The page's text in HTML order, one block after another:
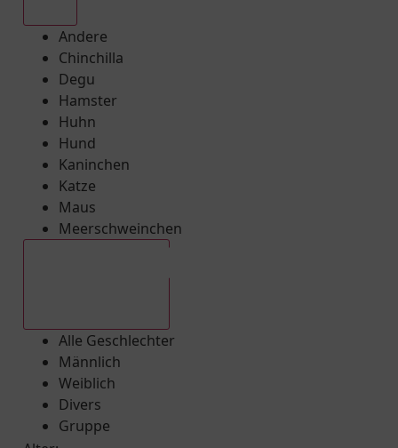
Andere
Chinchilla
Degu
Hamster
Huhn
Hund
Kaninchen
Katze
Maus
Meerschweinchen
Alle Geschlechter
Männlich
Weiblich
Divers
Gruppe